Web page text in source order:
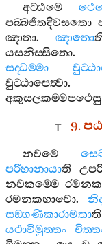
අට‍්ඨමෙ
පබ‍්බජිතදිවසතො
ඤාතා. ඤාතො
යසනිස‍්සිතො.
සද‍්ධම‍්මා
වුට‍්ඨාපෙත්‍වා
අකුසලකම‍්මපථෙසු
9.
නවමෙ
පරිහානායාති
නවකම‍්මෙ
රමනකභාවො.
සඞ‍්ගණිකාරාමතාති
යථාවිමුත‍්තං